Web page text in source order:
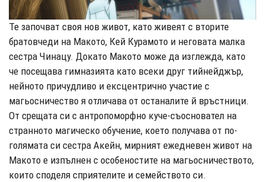
Те започват своя нов живот, като живеят с вторите
братовчеди на Макото, Кей Курамото и неговата малка
сестра Чинацу. Докато Макото може да изглежда, като
че посещава гимназията като всеки друг тийнейджър,
нейното причудливо и ексцентрично участие с
магьосничество я отличава от останалите й връстници.
От срещата си с антропоморфно куче-съосновател на
странното магическо обучение, което получава от по-
голямата си сестра Акейн, мирният ежедневен живот на
Макото е изпълнен с особеностите на магьосничеството,
които споделя сприятелите и семейството си.